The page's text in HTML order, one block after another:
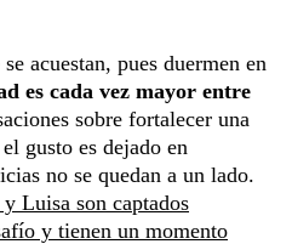
acuestan, pues duermen en
es cada vez mayor entre
sobre fortalecer una
gusto es dejado en
no se quedan a un lado.
Luisa son captados
y tienen un momento